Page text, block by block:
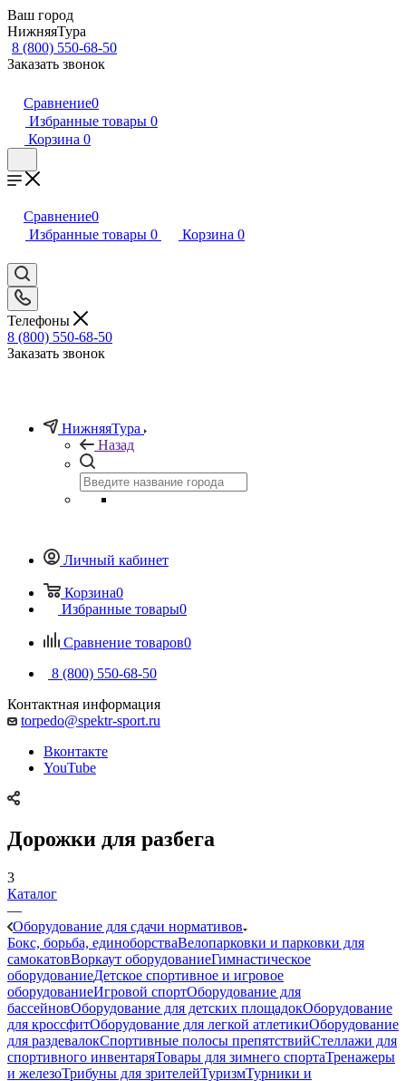
Ваш город
НижняяТура
8 (800) 550-68-50
Заказать звонок
Сравнение0
Избранные товары 0
Корзина 0
Сравнение0
Избранные товары 0 Корзина 0
Телефоны
8 (800) 550-68-50
Заказать звонок
НижняяТура
Назад
Личный кабинет
Корзина0
Избранные товары0
Сравнение товаров0
8 (800) 550-68-50
Контактная информация
torpedo@spektr-sport.ru
Вконтакте
YouTube
Дорожки для разбега
3
Каталог
—
Оборудование для сдачи нормативов
Бокс, борьба, единоборстваВелопарковки и парковки для
самокатовВоркаут оборудованиеГимнастическое
оборудованиеДетское спортивное и игровое
оборудованиеИгровой спортОборудование для
бассейновОборудование для детских площадокОборудование
для кроссфитОборудование для легкой атлетикиОборудование
для раздевалокСпортивные полосы препятствийСтеллажи для
спортивного инвентаряТовары для зимнего спортаТренажеры
и железоТрибуны для зрителейТуризмТурники и